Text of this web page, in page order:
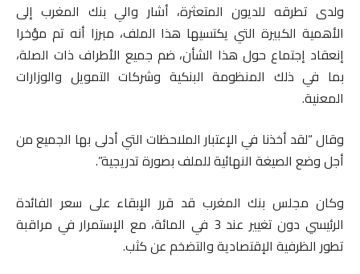
ولدى تطرقه للديون المتعثرة، أشار والي بنك المغرب إلى
الأهمية الكبيرة التي يكتسيها هذا الملف، مبرزا أنه تم مؤخرا
إنعقاد إجتماع حول هذا الشأن، ضم جميع الأطراف ذات الصلة،
بما في ذلك المنظومة البنكية وشركات التمويل والوزارات
المعنية.
وقال “لقد أخذنا في الإعتبار الملاحظات التي أدلى بها الجميع من
أجل وضع الصيغة النهائية للملف بصورة تدريجية”.
وكان مجلس بنك المغرب قد قرر الإبقاء على سعر الفائدة
الرئيسي دون تغيير عند 3 في المائة، مع الإستمرار في مراقبة
تطور الظرفية الإقتصادية والتضخم عن كثب.